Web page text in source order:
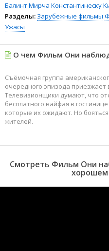
БалинтМирча Константинеску
Разделы: Зарубежные фильмы
Ужасы
О чем Фильм Они
Съёмочная группа
очередного эпизода приезжает
Телевизионщики думают, что
бесплатного вайфая в
которые их ожидают. Но
жителей.
Смотреть Фильм Они
хорошем